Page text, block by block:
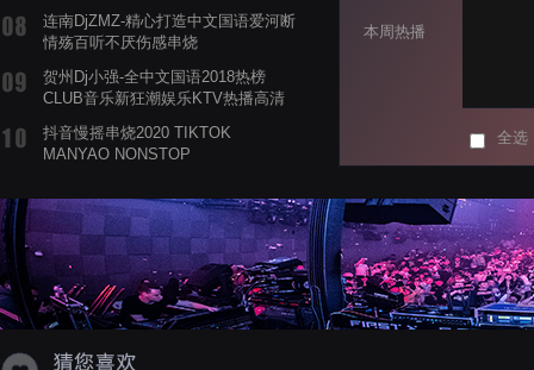
连南DjZMZ-精心打造中文国语爱河断
情殇百听不厌伤感串烧
贺州Dj小强-全中文国语2018热榜
CLUB音乐新狂潮娱乐KTV热播高清
抖音慢摇串烧2020 TIKTOK
MANYAO NONSTOP
蝉爸爸妈妈爱存在夏天的风是想你的
声音啊
本周热播
全选